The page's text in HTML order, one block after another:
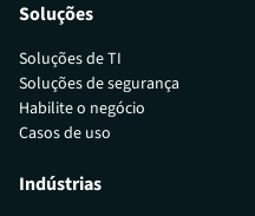
Soluções
Soluções de TI
Soluções de segurança
Habilite o negócio
Casos de uso
Indústrias